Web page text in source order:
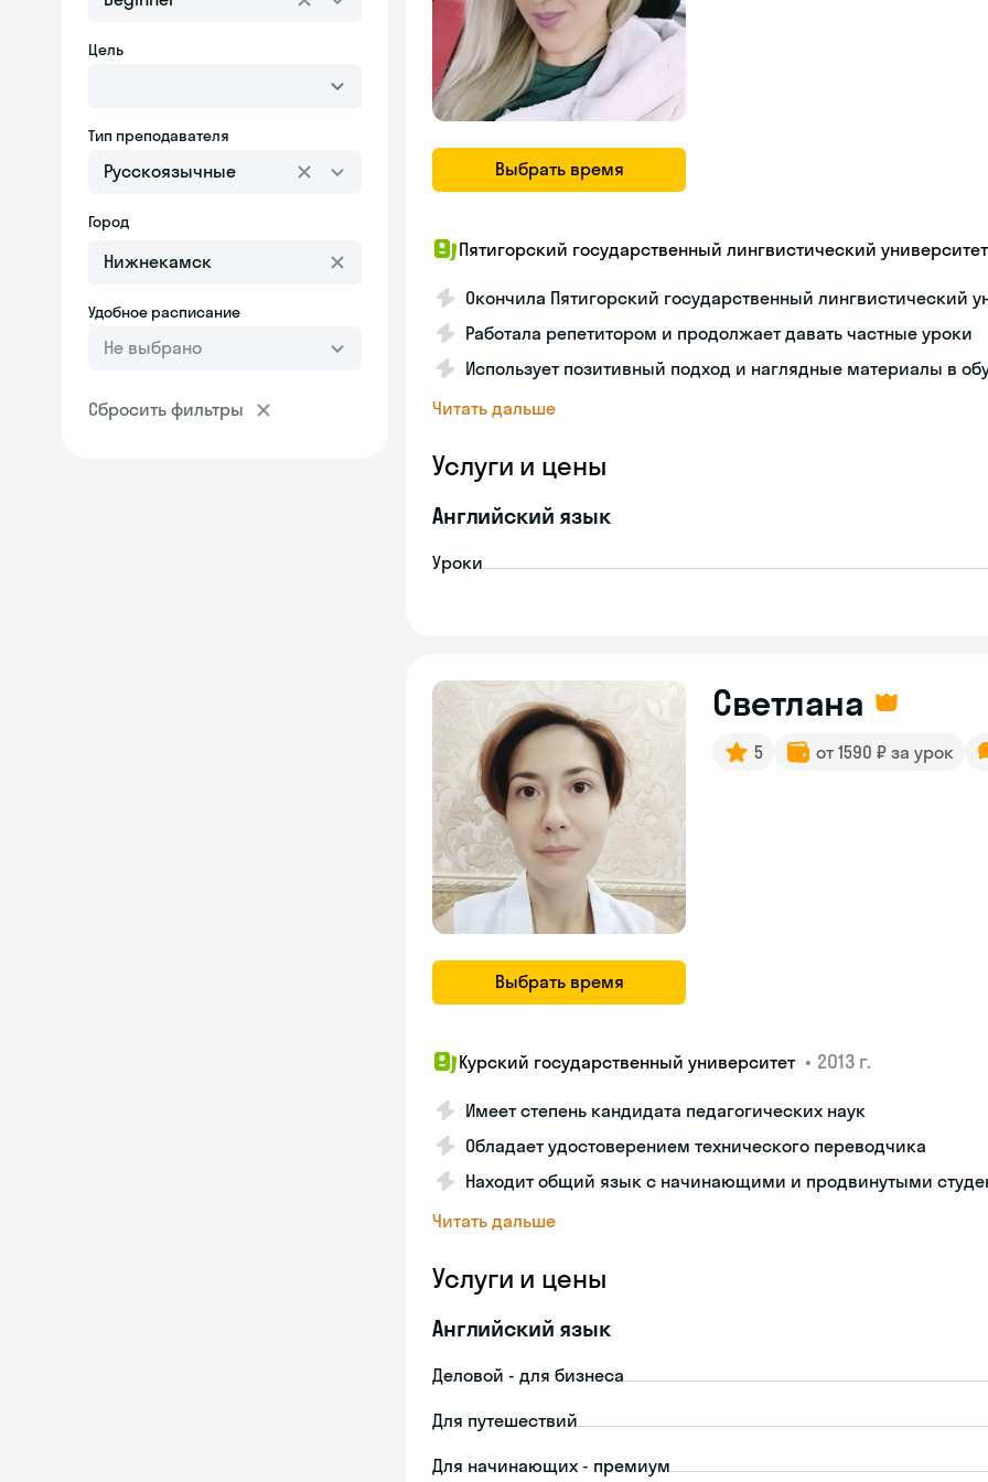
Цель
Тип преподавателя
Русскоязычные
Город
Удобное расписание
Не выбрано
Сбросить фильтры
Выбрать время
Пятигорский государственный лингвистический университет
Окончила Пятигорский государственный лингвистический
Работала репетитором и продолжает давать частные уроки
Использует позитивный подход и наглядные материалы в
Читать дальше
Услуги и цены
Английский язык
Уроки
Выбрать время
Светлана
5 от 1590 ₽ за урок
Курский государственный университет • 2013 г.
Имеет степень кандидата педагогических наук
Обладает удостоверением технического переводчика
Находит общий язык с начинающими и продвинутыми
Читать дальше
Услуги и цены
Английский язык
Деловой - для бизнеса
Для путешествий
Для начинающих - премиум